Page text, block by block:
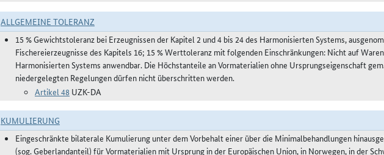
ALLGEMEINE TOLERANZ
15 % Gewichtstoleranz bei Erzeugnissen der Kapitel 2 und 4 bis 24 des Harmonisierten Systems,
Fischereierzeugnisse des Kapitels 16; 15 % Werttoleranz mit folgenden Einschränkungen: Nicht auf
Harmonisierten Systems anwendbar. Die Höchstanteile an Vormaterialien ohne Ursprungseigenschaft
niedergelegten Regelungen dürfen nicht überschritten werden.
Artikel 48 UZK-DA
KUMULIERUNG
Eingeschränkte bilaterale Kumulierung unter dem Vorbehalt einer über die Minimalbehandlungen
(sog. Geberlandanteil) für Vormaterialien mit Ursprung in der Europäischen Union, in Norwegen, in der